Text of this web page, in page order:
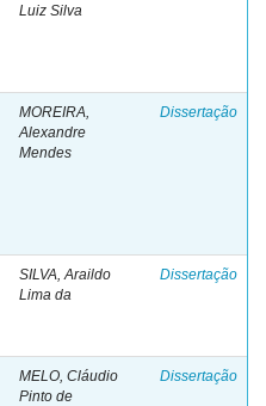
Luiz Silva
MOREIRA,
Alexandre
Mendes
Dissertação
SILVA, Araildo
Lima da
Dissertação
MELO, Cláudio
Pinto de
Dissertação